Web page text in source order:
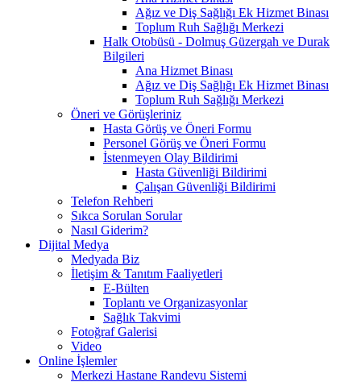
Ağız ve Diş Sağlığı Ek Hizmet Binası
Toplum Ruh Sağlığı Merkezi
Halk Otobüsü - Dolmuş Güzergah ve Durak
Bilgileri
Ana Hizmet Binası
Ağız ve Diş Sağlığı Ek Hizmet Binası
Toplum Ruh Sağlığı Merkezi
Öneri ve Görüşleriniz
Hasta Görüş ve Öneri Formu
Personel Görüş ve Öneri Formu
İstenmeyen Olay Bildirimi
Hasta Güvenliği Bildirimi
Çalışan Güvenliği Bildirimi
Telefon Rehberi
Sıkca Sorulan Sorular
Nasıl Giderim?
Dijital Medya
Medyada Biz
İletişim & Tanıtım Faaliyetleri
E-Bülten
Toplantı ve Organizasyonlar
Sağlık Takvimi
Fotoğraf Galerisi
Video
Online İşlemler
Merkezi Hastane Randevu Sistemi